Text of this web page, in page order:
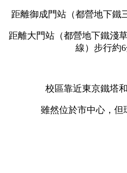
距離御成門站（都營地下鐵
距離大門站（都營地下鐵淺
線）步行約6
校區靠近東京鐵塔
雖然位於市中心，但